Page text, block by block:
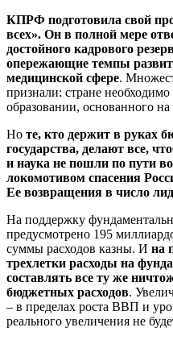
КПРФ подготовила свой
всех». Он в полной мере
достойного кадрового
опережающие темпы
медицинской сфере.
признали: стране
образовании, основанного
Но те, кто держит в руках
государства, делают все,
и наука не пошли по пути
локомотивом спасения
Ее возвращения в число
На поддержку
предусмотрено 195
суммы расходов казны. И на
трехлетки расходы на
составлять все ту же
бюджетных расходов.
– в пределах роста ВВП и
реального увеличения не